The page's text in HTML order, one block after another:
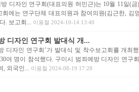
디자인 연구회(대표의원 허민근)는 10월 11일(
에는 연구단체 대표의원과 참여의원(김근한, 김
. 보고회... 이용철 2024-10-14 13:40
디자인 연구회 발대식 개...
디자인 연구회’가 발대식 및 착수보고회를 개최
여 명이 참석했다. 구미시 범죄예방 디자인 연구
, 외국인... 이용철 2024-08-19 17:28